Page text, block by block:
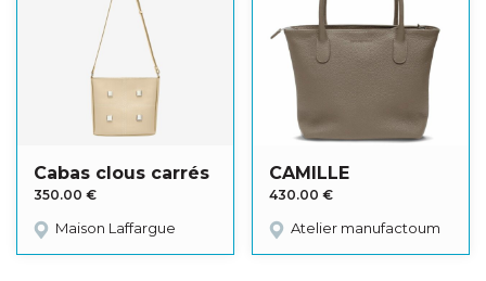
Cabas clous carrés
350.00 €
Maison Laffargue
CAMILLE
430.00€
Atelier manufactoum